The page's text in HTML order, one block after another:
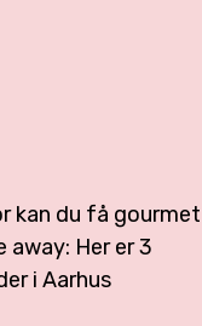
kan du få gourmet
away: Her er 3
i Aarhus